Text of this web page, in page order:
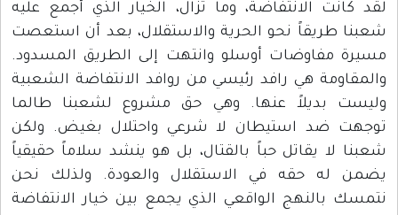
لقد كانت الانتفاضة، وما تزال، الخيار الذي أجمع عليه
شعبنا طريقاً نحو الحرية والاستقلال، بعد أن استعصت
مسيرة مفاوضات أوسلو وانتهت إلى الطريق المسدود.
والمقاومة هي رافد رئيسي من روافد الانتفاضة الشعبية
وليست بديلاً عنها. وهي حق مشروع لشعبنا طالما
توجهت ضد استيطان لا شرعي واحتلال بغيض. ولكن
شعبنا لا يقاتل حباً بالقتال، بل هو ينشد سلاماً حقيقياً
يضمن له حقه في الاستقلال والعودة. ولذلك نحن
نتمسك بالنهج الواقعي الذي يجمع بين خيار الانتفاضة